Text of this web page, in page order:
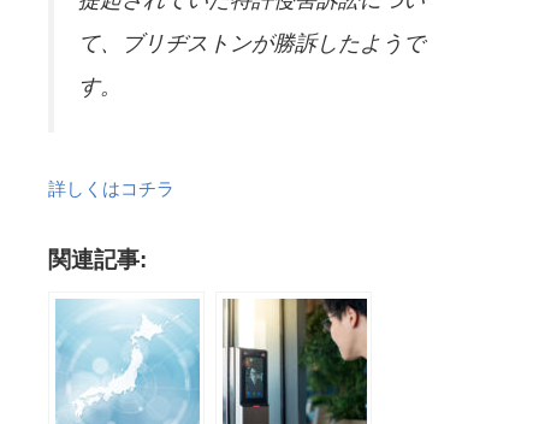
て、ブリヂストンが勝訴したようで
す。
詳しくはコチラ
関連記事: